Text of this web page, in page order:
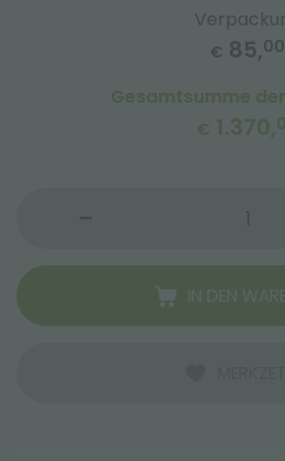
€ 85,00
Gesamtsumme
€ 1.370,
IN DEN